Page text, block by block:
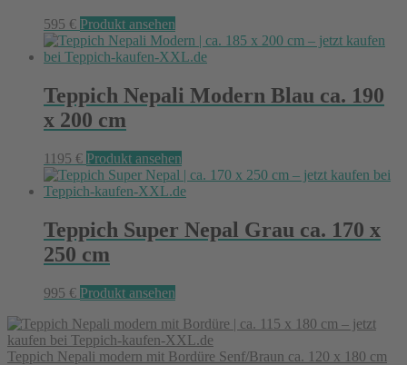
595 € Produkt ansehen
Teppich Nepali Modern Blau ca. 190
x 200 cm
1195 € Produkt ansehen
Teppich Super Nepal Grau ca. 170 x
250 cm
995 € Produkt ansehen
Teppich Nepali modern mit Bordüre Senf/Braun ca. 120 x 180 cm